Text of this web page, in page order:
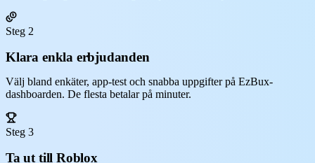
Steg 2
Klara enkla erbjudanden
Välj bland enkäter, app-test och snabba uppgifter på EzBux-
dashboarden. De flesta betalar på minuter.
Steg 3
Ta ut till Roblox